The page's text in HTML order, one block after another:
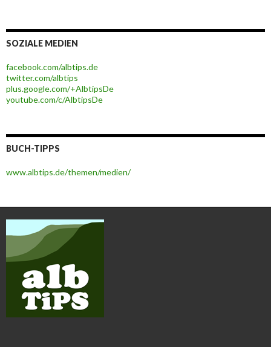
SOZIALE MEDIEN
facebook.com/albtips.de
twitter.com/albtips
plus.google.com/+AlbtipsDe
youtube.com/c/AlbtipsDe
BUCH-TIPPS
www.albtips.de/themen/medien/